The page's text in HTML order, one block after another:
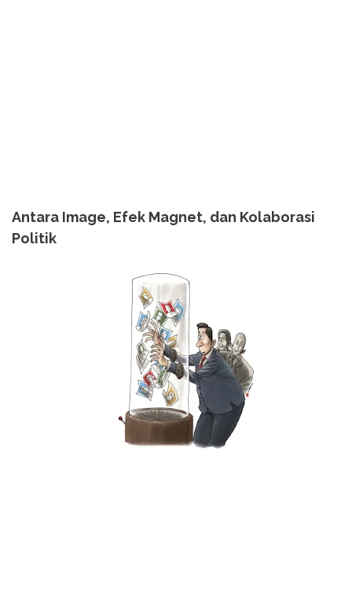
Antara Image, Efek Magnet, dan Kolaborasi
Politik